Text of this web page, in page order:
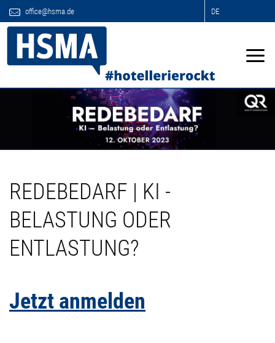
office@hsma.de DE
REDEBEDARF | KI -
BELASTUNG ODER
ENTLASTUNG?
Jetzt anmelden